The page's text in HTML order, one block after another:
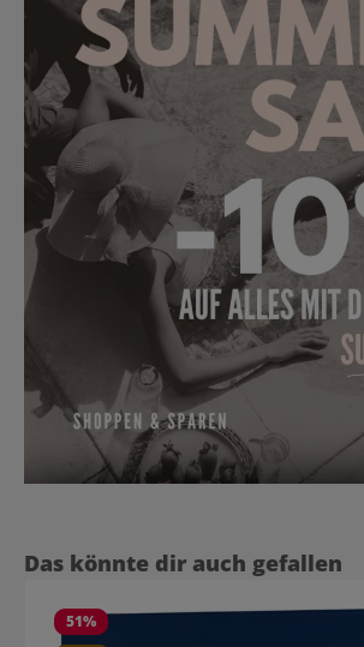
Produktgalerie überspringen
Das könnte dir auch gefallen
51%